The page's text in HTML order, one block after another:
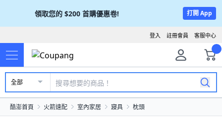
領取您的 $200 首購優惠卷! 打開 App
客服中心
註冊會員
登入
全部
酷澎首頁 火箭速配 室內家居 寢具 枕頭